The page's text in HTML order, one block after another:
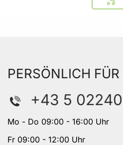
In
PERSÖNLICH
+43 5 02240
Mo - Do 09:00 - 16:00 Uhr
Fr 09:00 - 12:00 Uhr